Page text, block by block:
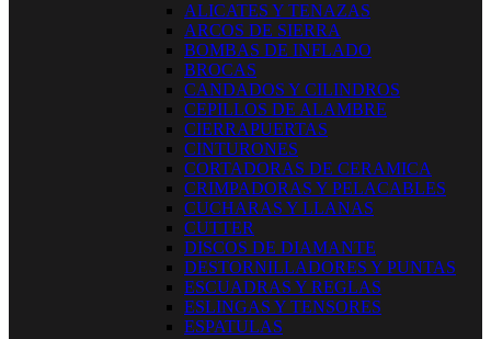
ALICATES Y TENAZAS
ARCOS DE SIERRA
BOMBAS DE INFLADO
BROCAS
CANDADOS Y CILINDROS
CEPILLOS DE ALAMBRE
CIERRAPUERTAS
CINTURONES
CORTADORAS DE CERAMICA
CRIMPADORAS Y PELACABLES
CUCHARAS Y LLANAS
CUTTER
DISCOS DE DIAMANTE
DESTORNILLADORES Y PUNTAS
ESCUADRAS Y REGLAS
ESLINGAS Y TENSORES
ESPATULAS